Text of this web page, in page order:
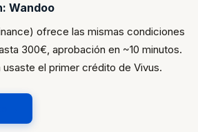
Wandoo
ofrece las mismas condiciones
300€, aprobación en ~10 minutos.
el primer crédito de Vivus.